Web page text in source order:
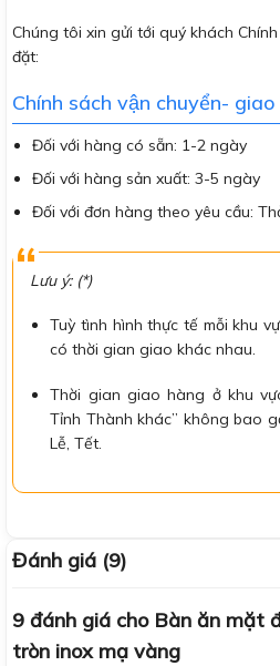
Chúng tôi xin gửi tới quý khách
đặt:
Chính sách vận chuyển- giao
Đối với hàng có sẵn: 1-2 ngày
Đối với hàng sản xuất: 3-5 ngày
Đối với đơn hàng theo yêu cầu:
Lưu ý: (*)
Tuỳ tình hình thực tế mỗi khu
có thời gian giao khác nhau.
Thời gian giao hàng ở khu
Tỉnh Thành khác” không bao
Lễ, Tết.
Đánh giá (9)
9 đánh giá cho Bàn ăn mặt
tròn inox mạ vàng